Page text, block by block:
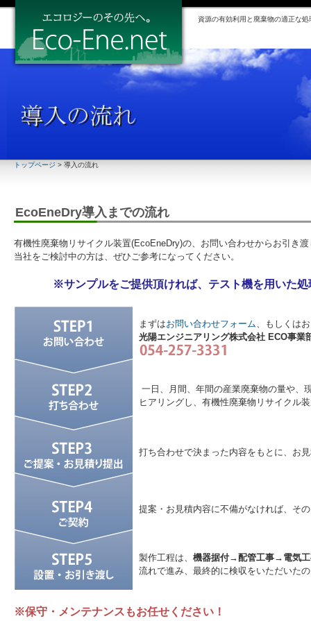
資源の有効利用と廃棄物の適正な
トップページ > 導入の流れ
EcoEneDry導入までの流れ
有機性廃棄物リサイクル装置(EcoEneDry)の、お問い合わせからお引き
当社をご検討中の方は、ぜひご参考になってください。
※サンプルをご提供頂ければ、テスト機を用いた
まずはお問い合わせフォーム、もしくは
光陽エンジニアリング株式会社 ECO事
一日、月間、年間の産業廃棄物の量や、
ヒアリングし、有機性廃棄物リサイクル
打ち合わせで決まった内容をもとに、お
提案・お見積内容に不備がなければ、そ
製作工程は、 機器据付→配管工事→電気
流れで進み、最終的に検収をいただいた
※保守・メンテナンスもお任せください！